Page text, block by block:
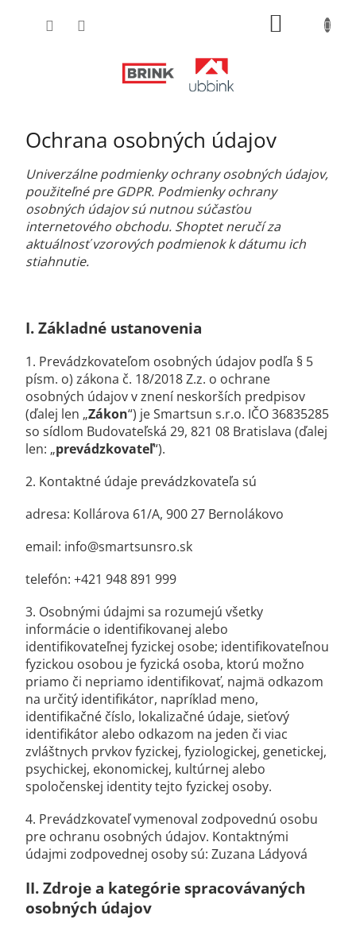
Ochrana osobných údajov
Univerzálne podmienky ochrany osobných údajov,
použiteľné pre GDPR. Podmienky ochrany
osobných údajov sú nutnou súčasťou
internetového obchodu. Shoptet neručí za
aktuálnosť vzorových podmienok k dátumu ich
stiahnutie.
I.Základné ustanovenia
1. Prevádzkovateľom osobných údajov podľa § 5
písm. o) zákona č. 18/2018 Z.z. o ochrane
osobných údajov v znení neskorších predpisov
(ďalej len „Zákon“) je Smartsun s.r.o. IČO 36835285
so sídlom Budovateľská 29, 821 08 Bratislava (ďalej
len: „prevádzkovateľ“).
2. Kontaktné údaje prevádzkovateľa sú
adresa: Kollárova 61/A, 900 27 Bernolákovo
email: info@smartsunsro.sk
telefón: +421 948 891 999
3. Osobnými údajmi sa rozumejú všetky
informácie o identifikovanej alebo
identifikovateľnej fyzickej osobe; identifikovateľnou
fyzickou osobou je fyzická osoba, ktorú možno
priamo či nepriamo identifikovať, najmä odkazom
na určitý identifikátor, napríklad meno,
identifikačné číslo, lokalizačné údaje, sieťový
identifikátor alebo odkazom na jeden či viac
zvláštnych prvkov fyzickej, fyziologickej, genetickej,
psychickej, ekonomickej, kultúrnej alebo
spoločenskej identity tejto fyzickej osoby.
4. Prevádzkovateľ vymenoval zodpovednú osobu
pre ochranu osobných údajov. Kontaktnými
údajmi zodpovednej osoby sú: Zuzana Ládyová
II.Zdroje a kategórie spracovávaných
osobných údajov